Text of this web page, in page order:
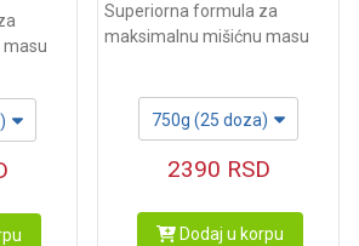
Superiorna formula za
maksimalnu mišićnu masu
750g (25 doza)
2390 RSD
Dodaj u korpu